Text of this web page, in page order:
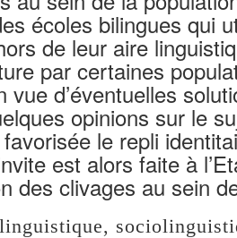
écoles bilingues qui
de leur aire
par certaines
vue d’éventuelles
opinions sur le
le repli
est alors faite à
des clivages au sein